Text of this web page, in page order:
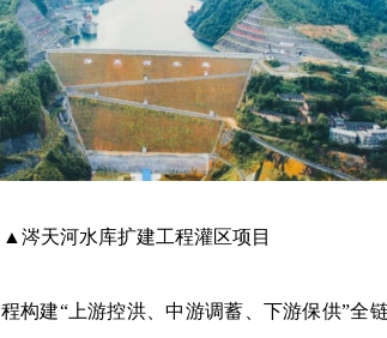
▲涔天河水库扩建工程灌区项目
构建“上游控洪、中游调蓄、下游保供”全